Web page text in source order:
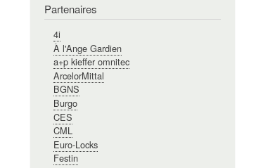
Partenaires
4i
À l'Ange Gardien
a+p kieffer omnitec
ArcelorMittal
BGNS
Burgo
CES
CML
Euro-Locks
Festin